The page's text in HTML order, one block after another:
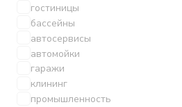
гостиницы
бассейны
автосервисы
автомойки
гаражи
клининг
промышленность